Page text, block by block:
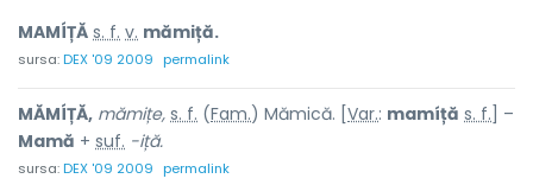
MAMÍȚĂ s. f. v. mămiță.
sursa:DEX '09 2009 permalink
MĂMÍȚĂ, mămițe, s. f. (Fam.) Mămică. [ Var.: mamíță s. f. ] –
Mamă + suf. -iță.
sursa:DEX '09 2009 permalink